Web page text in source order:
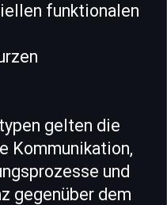
funktionalen
gelten die
Kommunikation,
und
gegenüber dem